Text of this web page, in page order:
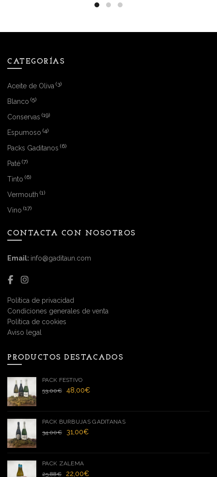
CATEGORÍAS
Aceite de Oliva (3)
Blanco (5)
Conservas (19)
Espumoso (4)
Packs Gaditanos (6)
Paté (7)
Tinto (6)
Vermouth (1)
Vino (17)
CONTACTA CON NOSOTROS
Email: info@gaditaun.com
Política de privacidad
Condiciones generales de venta
Política de cookies
Aviso legal
PRODUCTOS DESTACADOS
PACK FESTIVO
53,00€
El
era:
48,00€
es:
PACK BURBUJAS GADITANAS
34,00€
El
era:
31,00€
es:
PACK ZALEMA
25,88€
El
22,00€